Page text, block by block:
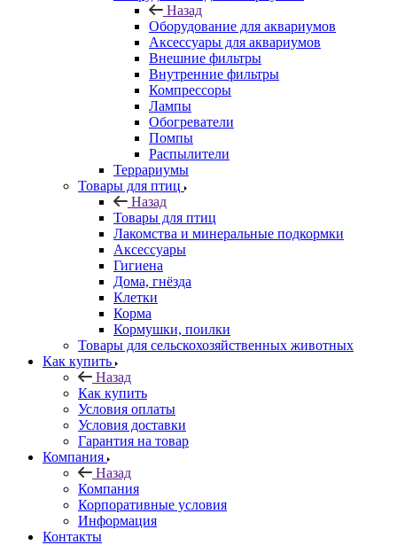
Назад
Оборудование для аквариумов
Аксессуары для аквариумов
Внешние фильтры
Внутренние фильтры
Компрессоры
Лампы
Обогреватели
Помпы
Распылители
Террариумы
Товары для птиц
Назад
Товары для птиц
Лакомства и минеральные подкормки
Аксессуары
Гигиена
Дома, гнёзда
Клетки
Корма
Кормушки, поилки
Товары для сельскохозяйственных животных
Как купить
Назад
Как купить
Условия оплаты
Условия доставки
Гарантия на товар
Компания
Назад
Компания
Корпоративные условия
Информация
Контакты